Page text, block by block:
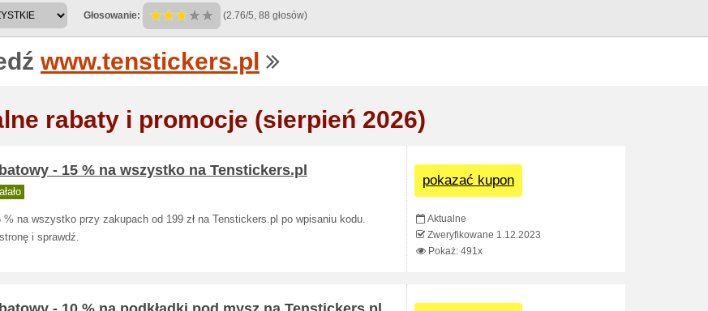
Głosowanie: (2.76/5, 88 głosów)
www.tenstickers.pl
rabaty i promocje (sierpień 2026)
- 15 % na wszystko na Tenstickers.pl
% na wszystko przy zakupach od 199 zł na Tenstickers.pl po wpisaniu kodu.
i sprawdź.
pokazać kupon
Aktualne
Zweryfikowane 1.12.2023
Pokaż: 491x